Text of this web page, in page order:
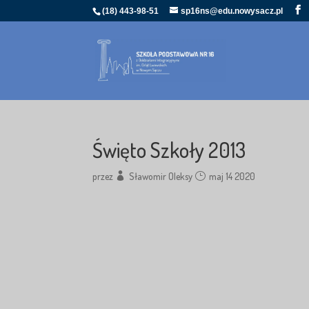
(18) 443-98-51 sp16ns@edu.nowysacz.pl
Święto Szkoły 2013
przez Sławomir Oleksy maj 14 2020